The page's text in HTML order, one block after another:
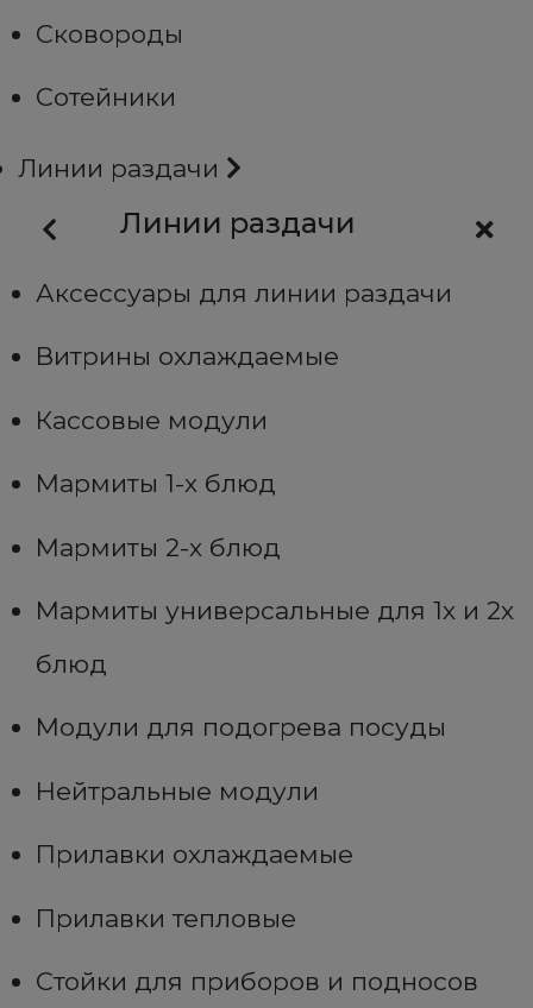
Сковороды
Сотейники
Линии раздачи
Линии раздачи
Аксессуары для линии раздачи
Витрины охлаждаемые
Кассовые модули
Мармиты 1-х блюд
Мармиты 2-х блюд
Мармиты универсальные для 1х и 2х
блюд
Модули для подогрева посуды
Нейтральные модули
Прилавки охлаждаемые
Прилавки тепловые
Стойки для приборов и подносов